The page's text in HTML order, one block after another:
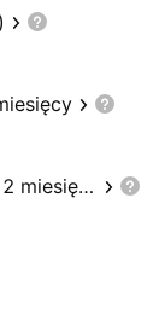
Podstawowy zysk na akcję (ostatnie 12 miesięcy)